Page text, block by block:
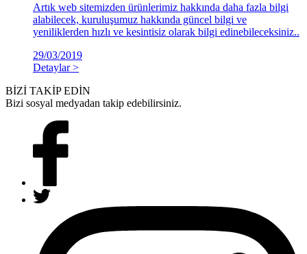
Artık web sitemizden ürünlerimiz hakkında daha fazla bilgi
alabilecek, kuruluşumuz hakkında güncel bilgi ve
yeniliklerden hızlı ve kesintisiz olarak bilgi edinebileceksiniz..
29/03/2019
Detaylar >
BİZİ TAKİP EDİN
Bizi sosyal medyadan takip edebilirsiniz.